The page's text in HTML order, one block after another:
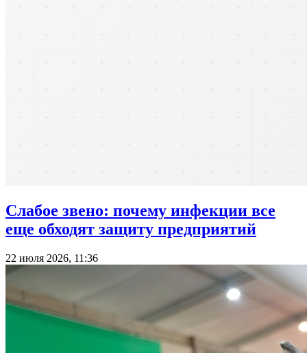
Слабое звено: почему инфекции все
еще обходят защиту предприятий
22 июля 2026, 11:36